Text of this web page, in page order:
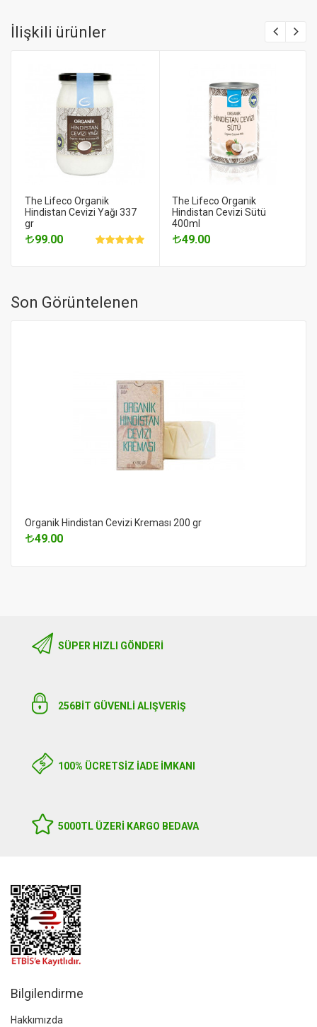
İlişkili ürünler
The Lifeco Organik
Hindistan Cevizi Yağı 337
gr
99.00
The Lifeco Organik
Hindistan Cevizi Sütü
400ml
49.00
Son Görüntelenen
Organik Hindistan Cevizi Kreması 200 gr
49.00
SÜPER HIZLI GÖNDERI
256BIT GÜVENLİ ALIŞVERİŞ
100% ÜCRETSİZ İADE İMKANI
5000TL ÜZERI KARGO BEDAVA
Bilgilendirme
Hakkımızda